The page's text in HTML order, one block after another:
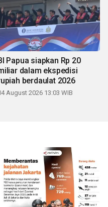
Papua siapkan Rp 20
dalam ekspedisi
berdaulat 2026
August 2026 13:03 WIB